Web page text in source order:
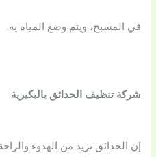
في المسبح، ويتم وضع المياه به.
شركة تنظيف الحدائق بالبكيرية:
إن الحدائق تزيد من الهدوء